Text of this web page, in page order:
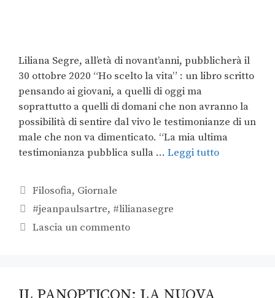
Liliana Segre, all’età di novant’anni, pubblicherà il
30 ottobre 2020 “Ho scelto la vita” : un libro scritto
pensando ai giovani, a quelli di oggi ma
soprattutto a quelli di domani che non avranno la
possibilità di sentire dal vivo le testimonianze di un
male che non va dimenticato. “La mia ultima
testimonianza pubblica sulla … Leggi tutto
Filosofia, Giornale
#jeanpaulsartre, #lilianasegre
Lascia un commento